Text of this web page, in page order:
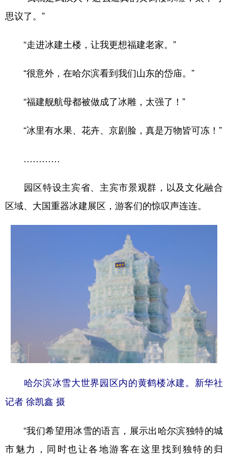
思议了。”
“走进冰建土楼，让我更想福建老家。”
“很意外，在哈尔滨看到我们山东的岱庙。”
“福建舰航母都被做成了冰雕，太强了！”
“冰里有水果、花卉、京剧脸，真是万物皆可冻！”
园区特设主宾省、主宾市景观群，以及文化融合
区域、大国重器冰建展区，游客们的惊叹声连连。
哈尔滨冰雪大世界园区内的黄鹤楼冰建。新华社
记者 徐凯鑫 摄
“我们希望用冰雪的语言，展示出哈尔滨独特的城
市魅力，同时也让各地游客在这里找到独特的归